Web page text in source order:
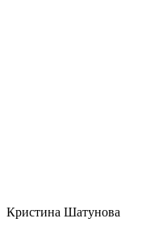
Кристина Шатунова